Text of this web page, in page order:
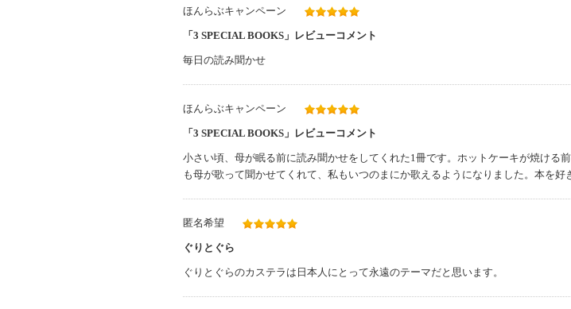
ほんらぶキャンペーン
「3 SPECIAL BOOKS」レビューコメント
毎日の読み聞かせ
ほんらぶキャンペーン
「3 SPECIAL BOOKS」レビューコメント
小さい頃、母が眠る前に読み聞かせをしてくれた1冊です。ホットケーキが焼ける
も母が歌って聞かせてくれて、私もいつのまにか歌えるようになりました。本を好
匿名希望
ぐりとぐら
ぐりとぐらのカステラは日本人にとって永遠のテーマだと思います。